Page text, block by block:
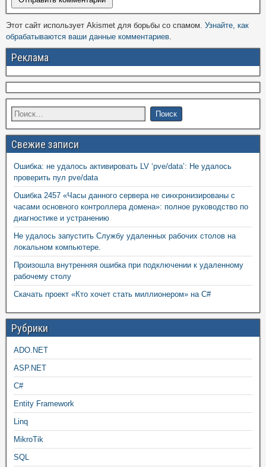
Этот сайт использует Akismet для борьбы со спамом. Узнайте, как
обрабатываются ваши данные комментариев.
Реклама
Свежие записи
Ошибка: не удалось активировать LV ‘pve/data’: Не удалось
проверить пул pve/data
Ошибка 2457 «Часы данного сервера не синхронизированы с
часами основного контроллера домена»: полное руководство по
диагностике и устранению
Не удалось запустить Службу удаленных рабочих столов на
локальном компьютере.
Произошла внутренняя ошибка при подключении к удаленному
рабочему столу
Скачать проект «Кто хочет стать миллионером» на C#
Рубрики
ADO.NET
ASP.NET
C#
Entity Framework
Linq
MikroTik
SQL